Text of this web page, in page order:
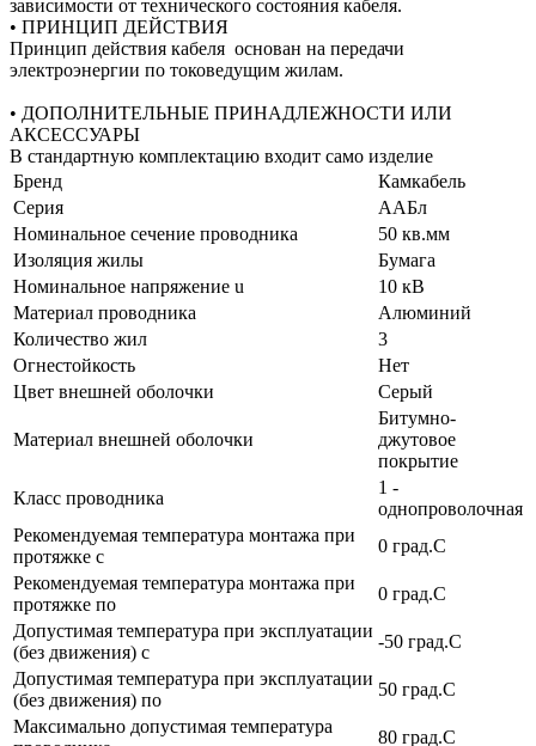
зависимости от технического состояния кабеля.
• ПРИНЦИП ДЕЙСТВИЯ
Принцип действия кабеля основан на передачи
электроэнергии по токоведущим жилам.
• ДОПОЛНИТЕЛЬНЫЕ ПРИНАДЛЕЖНОСТИ ИЛИ
АКСЕССУАРЫ
В стандартную комплектацию входит само изделие
Бренд
Камкабель
Серия
ААБл
Номинальное сечение проводника
50 кв.мм
Изоляция жилы
Бумага
Номинальное напряжение u
10 кВ
Материал проводника
Алюминий
Количество жил
3
Огнестойкость
Нет
Цвет внешней оболочки
Серый
Материал внешней оболочки
Битумно-
джутовое
покрытие
Класс проводника
1 -
однопроволочная
Рекомендуемая температура монтажа при
протяжке с
0 град.C
Рекомендуемая температура монтажа при
протяжке по
0 град.C
Допустимая температура при эксплуатации
(без движения) с
-50 град.C
Допустимая температура при эксплуатации
(без движения) по
50 град.C
Максимально допустимая температура
80 град.C